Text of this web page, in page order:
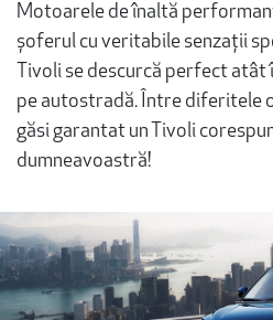
Motoarele de înaltă
șoferul cu veritabile senzații
Tivoli se descurcă perfect atât
pe autostradă. Între diferitele
găsi garantat un Tivoli
dumneavoastră!